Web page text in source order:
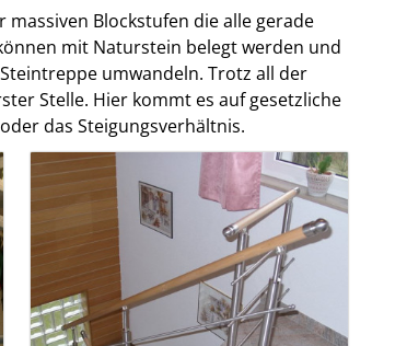
Blockstufen die alle gerade
mit Naturstein belegt werden und
umwandeln. Trotz all der
Stelle. Hier kommt es auf gesetzliche
das Steigungsverhältnis.